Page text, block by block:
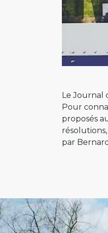
Le Journal
Pour
proposés
par